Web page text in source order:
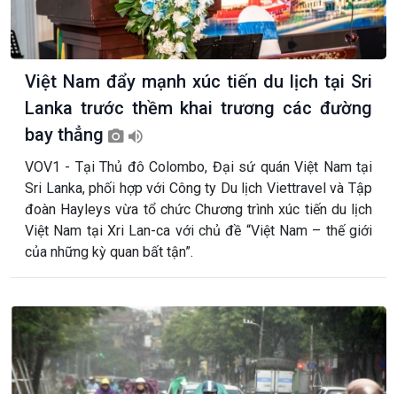
Việt Nam đẩy mạnh xúc tiến du lịch tại Sri
Lanka trước thềm khai trương các đường
bay thẳng
VOV1 - Tại Thủ đô Colombo, Đại sứ quán Việt Nam tại
Sri Lanka, phối hợp với Công ty Du lịch Viettravel và Tập
đoàn Hayleys vừa tổ chức Chương trình xúc tiến du lịch
Việt Nam tại Xri Lan-ca với chủ đề “Việt Nam – thế giới
của những kỳ quan bất tận”.